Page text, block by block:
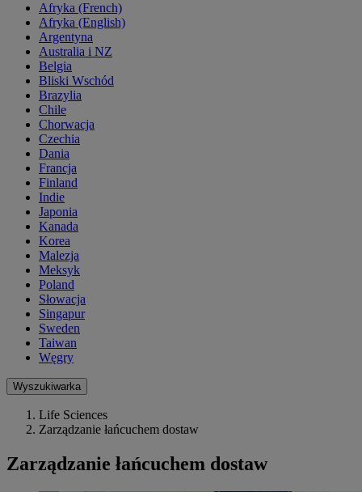
Afryka (French)
Afryka (English)
Argentyna
Australia i NZ
Belgia
Bliski Wschód
Brazylia
Chile
Chorwacja
Czechia
Dania
Francja
Finland
Indie
Japonia
Kanada
Korea
Malezja
Meksyk
Poland
Słowacja
Singapur
Sweden
Taiwan
Węgry
Wyszukiwarka
Life Sciences
Zarządzanie łańcuchem dostaw
Zarządzanie łańcuchem dostaw